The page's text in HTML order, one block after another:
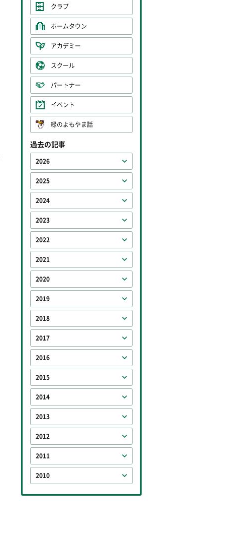
クラブ
ホームタウン
アカデミー
スクール
パートナー
イベント
緑のよもやま話
過去の記事
2026
2025
2024
2023
2022
2021
2020
2019
2018
2017
2016
2015
2014
2013
2012
2011
2010